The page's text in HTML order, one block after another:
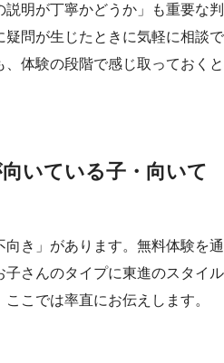
明が丁寧かどうか」も重要な判
疑問が生じたときに気軽に相談で
体験の段階で感じ取っておくと
いている子・向いて
き」があります。無料体験を通
子さんのタイプに東進のスタイル
こでは率直にお伝えします。